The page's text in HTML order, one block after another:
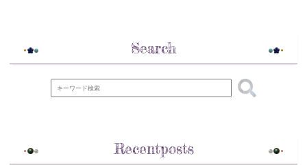
Search
Recentposts